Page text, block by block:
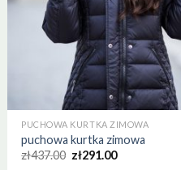
PUCHOWA KURTKA ZIMOWA
puchowa kurtka zimowa
zł437.00 zł291.00